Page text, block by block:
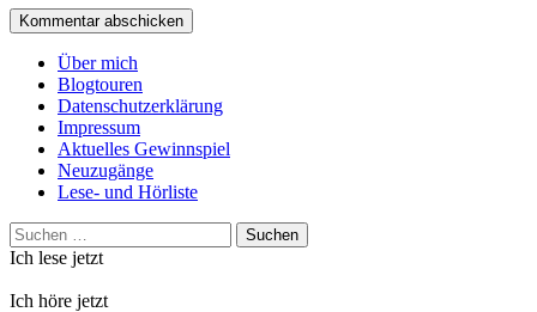
Über mich
Blogtouren
Datenschutzerklärung
Impressum
Aktuelles Gewinnspiel
Neuzugänge
Lese- und Hörliste
Suchen
nach:
Ich lese jetzt
Ich höre jetzt